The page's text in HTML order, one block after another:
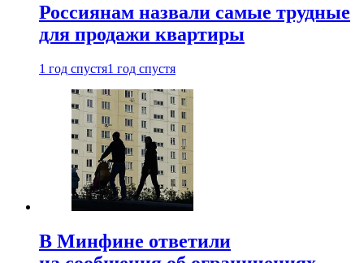
Россиянам назвали самые трудные
для продажи квартиры
1 год спустя1 год спустя
В Минфине ответили